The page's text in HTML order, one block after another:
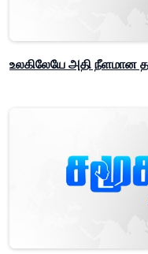
உலகிலேயே அதி